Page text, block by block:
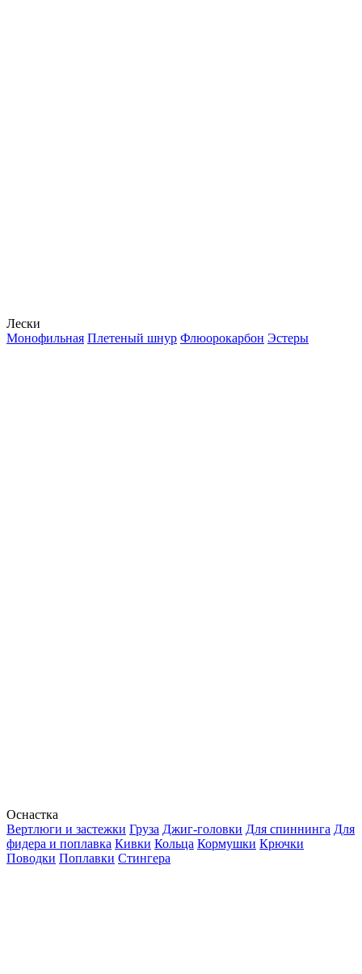
Лески
Монофильная Плетеный шнур Флюорокарбон Эстеры
Оснастка
Вертлюги и застежки Груза Джиг-головки Для спиннинга Для
фидера и поплавка Кивки Кольца Кормушки Крючки
Поводки Поплавки Стингера